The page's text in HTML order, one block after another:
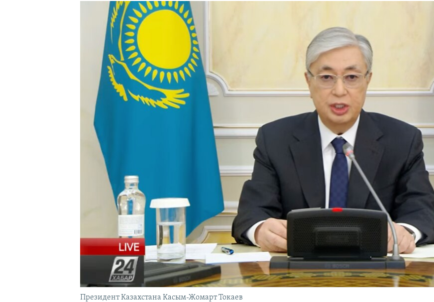
ПОДПИШИТЕСЬ НА РАССЫЛКУ
Президент Казахстана Касым-Жомарт Токаев